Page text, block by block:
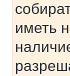
иметь